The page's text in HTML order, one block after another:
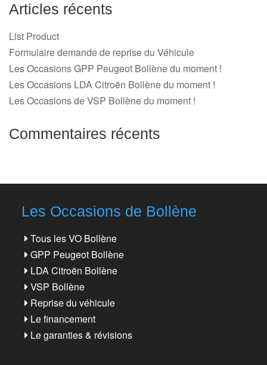
Articles récents
List Product
Formulaire demande de reprise du Véhicule
Les Occasions GPP Peugeot Bollène du moment !
Les Occasions LDA Citroën Bollène du moment !
Les Occasions de VSP Bollène du moment !
Commentaires récents
Les Occasions de Bollène
Tous les VO Bollène
GPP Peugeot Bollène
LDA Citroën Bollène
VSP Bollène
Reprise du véhicule
Le financement
Le garanties & révisions